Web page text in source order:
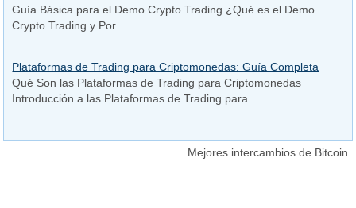
Guía Básica para el Demo Crypto Trading ¿Qué es el Demo
Crypto Trading y Por…
Plataformas de Trading para Criptomonedas: Guía Completa
Qué Son las Plataformas de Trading para Criptomonedas
Introducción a las Plataformas de Trading para…
Mejores intercambios de Bitcoin